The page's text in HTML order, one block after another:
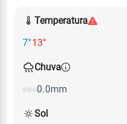
Temperatura
7°13°
Chuva
0.0mm
Sol